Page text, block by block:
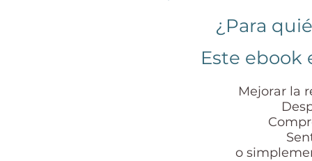
¿Para
Este ebook
Mejorar la
C
o